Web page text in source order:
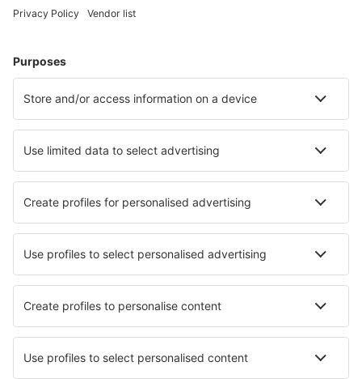
Hoteluri în Germania - Orașe populare
Hoteluri Westerhever
Hoteluri în Westerland Hoteluri în Goehren
Hoteluri în Krefeld Hoteluri în Zempin
Hoteluri în Tossens Hoteluri în Winterberg
Cele mai bune hoteluri - orașe
Hoteluri în Salciua de Sus Hoteluri în Georgetown
Hoteluri în Chelmsford Hoteluri în Sabran
Hoteluri Phuket Island Hoteluri în Natori